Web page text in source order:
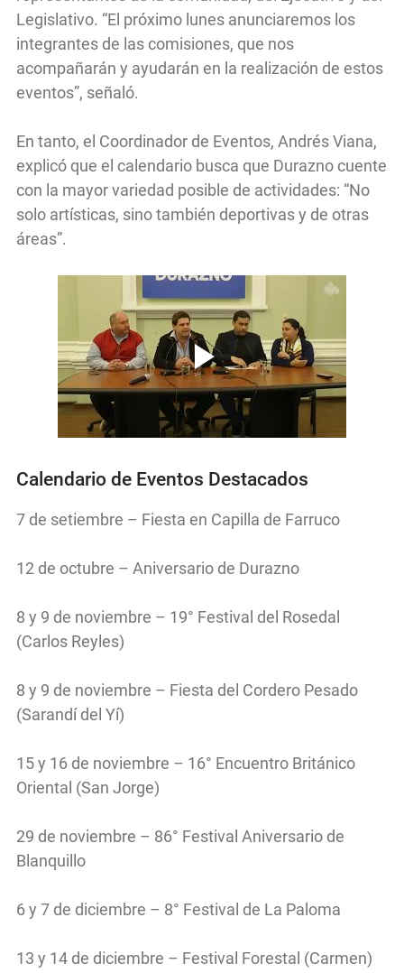
Legislativo. “El próximo lunes anunciaremos los
integrantes de las comisiones, que nos
acompañarán y ayudarán en la realización de estos
eventos”, señaló.
En tanto, el Coordinador de Eventos, Andrés Viana,
explicó que el calendario busca que Durazno cuente
con la mayor variedad posible de actividades: “No
solo artísticas, sino también deportivas y de otras
áreas”.
Calendario de Eventos Destacados
7 de setiembre – Fiesta en Capilla de Farruco
12 de octubre – Aniversario de Durazno
8 y 9 de noviembre – 19° Festival del Rosedal
(Carlos Reyles)
8 y 9 de noviembre – Fiesta del Cordero Pesado
(Sarandí del Yí)
15 y 16 de noviembre – 16° Encuentro Británico
Oriental (San Jorge)
29 de noviembre – 86° Festival Aniversario de
Blanquillo
6 y 7 de diciembre – 8° Festival de La Paloma
13 y 14 de diciembre – Festival Forestal (Carmen)